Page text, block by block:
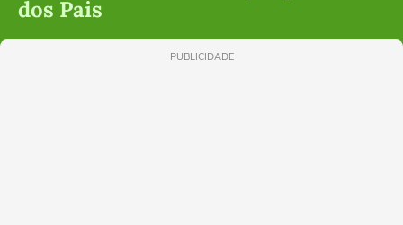
dos Pais
PUBLICIDADE